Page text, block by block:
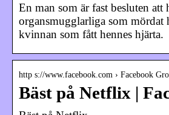
En man som är fast besluten att
organsmugglarliga som mördat
kvinnan som fått hennes hjärta.
http s://www.facebook.com › Facebook
Bäst på Netflix |